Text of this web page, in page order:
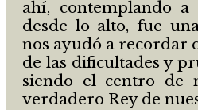
ahí, contemplando
desde lo alto, fue
nos ayudó a recordar
de las dificultades y
siendo el centro de
verdadero Rey de